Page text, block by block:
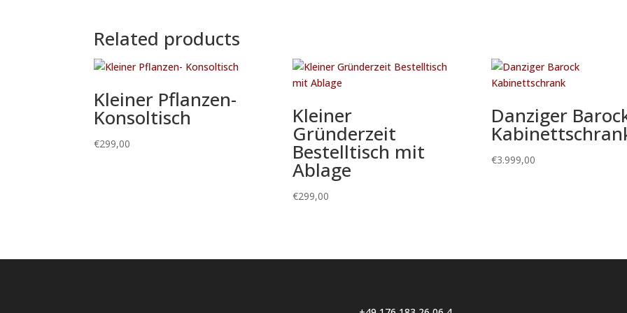
Related products
Kleiner Pflanzen-
Konsoltisch
€299,00
Kleiner
Gründerzeit
Bestelltisch mit
Ablage
€299,00
Danziger
€3.999,00